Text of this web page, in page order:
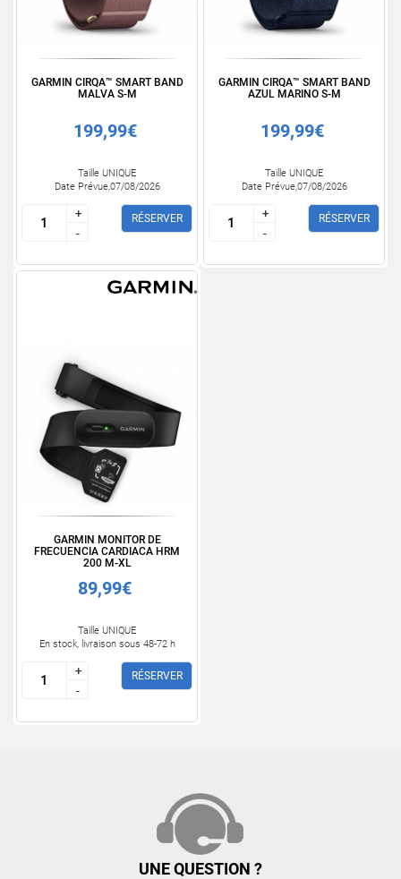
GARMIN CIRQA™ SMART BAND
MALVA S-M
199,99€
Taille UNIQUE
Date Prévue,07/08/2026
+
-
+
-
RÉSERVER
GARMIN CIRQA™ SMART BAND
AZUL MARINO S-M
199,99€
Taille UNIQUE
Date Prévue,07/08/2026
+
-
+
-
RÉSERVER
GARMIN MONITOR DE
FRECUENCIA CARDIACA HRM
200 M-XL
89,99€
Taille UNIQUE
En stock, livraison sous 48-72 h
+
-
+
-
RÉSERVER
UNE QUESTION ?